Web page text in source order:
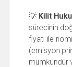
💡 Kilit
sürecinin
fiyatı ile
(emisyon
mümkündür